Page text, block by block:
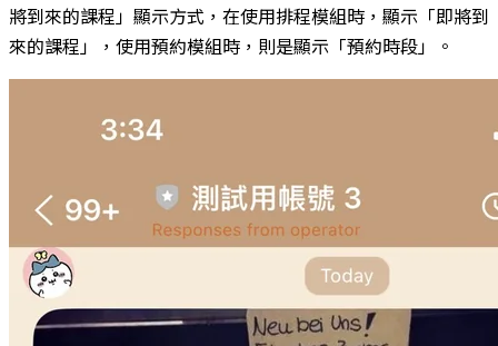
將到來的課程」顯示方式，在使用排程模組時，顯示「即將到
來的課程」，使用預約模組時，則是顯示「預約時段」。